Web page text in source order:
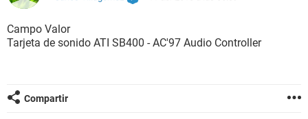
Campo Valor
Tarjeta de sonido ATI SB400 - AC'97 Audio Controller
Compartir